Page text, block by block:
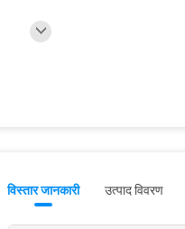
विस्तार जानकारी उत्पाद विवरण